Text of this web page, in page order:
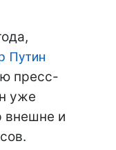
Путин
пресс-
уже
внешне и